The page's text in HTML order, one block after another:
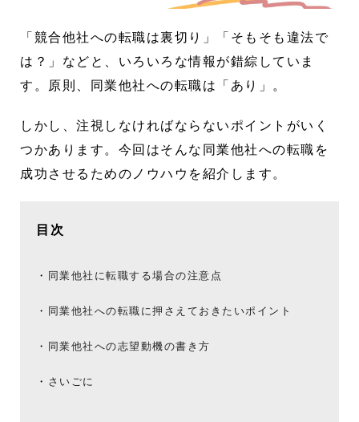
「競合他社への転職は裏切り」「そもそも違法で
は？」などと、いろいろな情報が錯綜していま
す。原則、同業他社への転職は「あり」。
しかし、注視しなければならないポイントがいく
つかあります。今回はそんな同業他社への転職を
成功させるためのノウハウを紹介します。
目次
同業他社に転職する場合の注意点
同業他社への転職に押さえておきたいポイント
同業他社への志望動機の書き方
さいごに